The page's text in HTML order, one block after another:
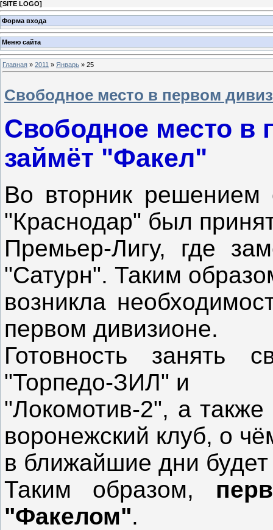
[SITE LOGO]
Форма входа
Меню сайта
Главная » 2011 » Январь » 25
Свободное место в первом
Свободное место в
займёт "Факел"
Во вторник
"Краснодар" был
Премьер-Лигу, где
"Сатурн". Таким
возникла
первом дивизионе.
Готовность занять
"Торпедо-ЗИЛ" и
"Локомотив-2", а
воронежский клуб, о
в ближайшие дни
Таким образом,
"Факелом".